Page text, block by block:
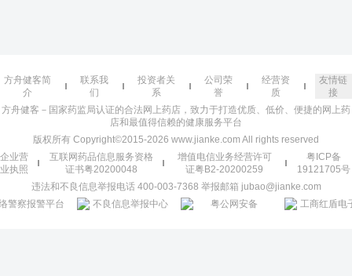
方舟健客简
介
联系我
们
投资者关
系
公司荣
誉
经营资
质
友情链
接
方舟健客－国家药监局认证的合法网上药店，致力于打造优质、低价、便捷的网上药
店和最值得信赖的健康服务平台
版权所有 Copyright©2015-2026 www.jianke.com All rights reserved
企业营
业执照
互联网药品信息服务资格
证书粤20200048
增值电信业务经营许可
证粤B2-20200259
粤ICP备
19121705号
违法和不良信息举报电话 400-003-7368 举报邮箱 jubao@jianke.com